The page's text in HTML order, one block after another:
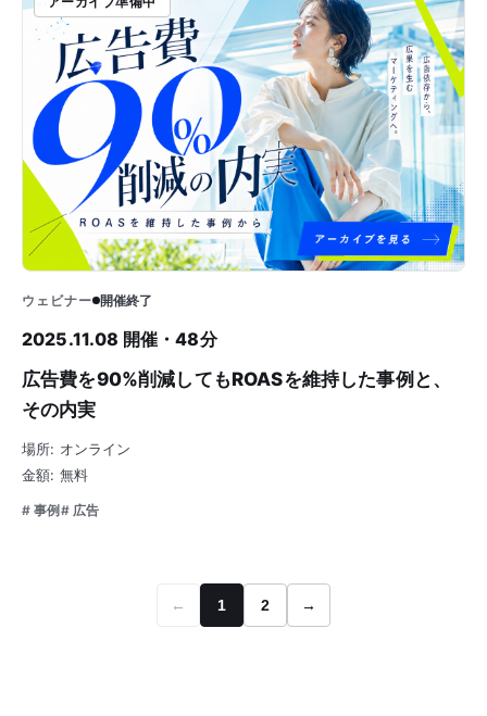
ウェビナー 開催終了
2025.11.08 開催・48分
広告費を90%削減してもROASを維持した事例と、
その内実
場所: オンライン
金額: 無料
# 事例 # 広告
← 1 2 →